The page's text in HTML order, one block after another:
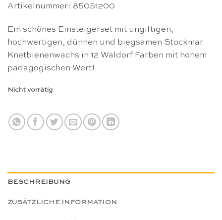
Artikelnummer: 85051200
Ein schönes Einsteigerset mit ungiftigen,
hochwertigen, dünnen und biegsamen Stockmar
Knetbienenwachs in 12 Waldorf Farben mit hohem
pädagogischen Wert!
Nicht vorrätig
BESCHREIBUNG
ZUSÄTZLICHE INFORMATION